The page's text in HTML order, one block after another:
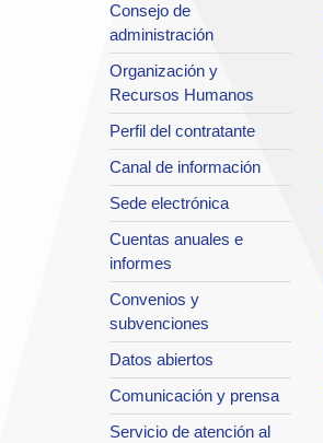
Consejo de
administración
Organización y
Recursos Humanos
Perfil del contratante
Canal de información
Sede electrónica
Cuentas anuales e
informes
Convenios y
subvenciones
Datos abiertos
Comunicación y prensa
Servicio de atención al